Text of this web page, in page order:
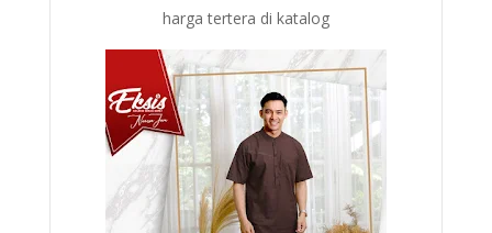
harga tertera di katalog